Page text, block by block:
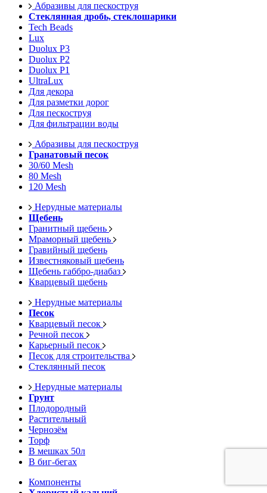
Абразивы для пескоструя
Стеклянная дробь, стеклошарики
Tech Beads
Lux
Duolux P3
Duolux P2
Duolux P1
UltraLux
Для декора
Для разметки дорог
Для пескоструя
Для фильтрации воды
Абразивы для пескоструя
Гранатовый песок
30/60 Mesh
80 Mesh
120 Mesh
Нерудные материалы
Щебень
Гранитный щебень
Мраморный щебень
Гравийный щебень
Известняковый щебень
Щебень габбро-диабаз
Кварцевый щебень
Нерудные материалы
Песок
Кварцевый песок
Речной песок
Карьерный песок
Песок для строительства
Стеклянный песок
Нерудные материалы
Грунт
Плодородный
Растительный
Чернозём
Торф
В мешках 50л
В биг-бегах
Компоненты